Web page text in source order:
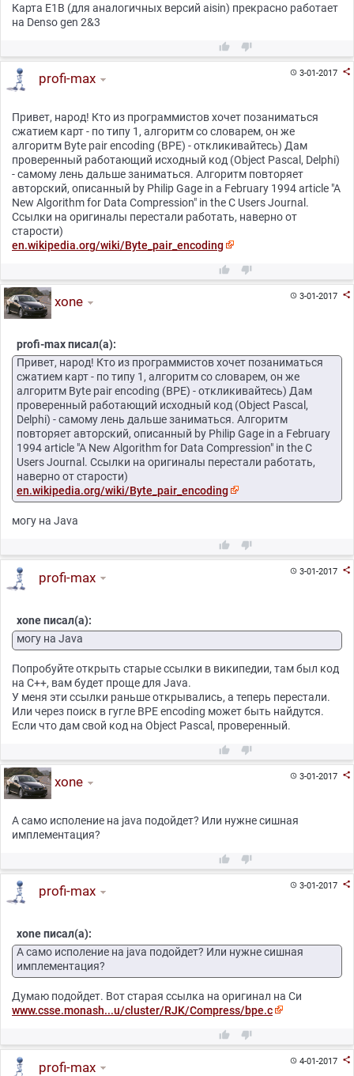
Карта E1B (для аналогичных версий aisin) прекрасно работает
на Denso gen 2&3
 
3-01-2017 
profi-max
Привет, народ! Кто из программистов хочет позаниматься
сжатием карт - по типу 1, алгоритм со словарем, он же
алгоритм Byte pair encoding (BPE) - откликивайтесь) Дам
проверенный работающий исходный код (Object Pascal, Delphi)
- самому лень дальше заниматься. Алгоритм повторяет
авторский, описанный by Philip Gage in a February 1994 article "A
New Algorithm for Data Compression" in the C Users Journal.
Ссылки на оригиналы перестали работать, наверно от
старости)
en.wikipedia.org/wiki/Byte_pair_encoding
 
3-01-2017 
xone
profi-max писал(а):
Привет, народ! Кто из программистов хочет позаниматься
сжатием карт - по типу 1, алгоритм со словарем, он же
алгоритм Byte pair encoding (BPE) - откликивайтесь) Дам
проверенный работающий исходный код (Object Pascal,
Delphi) - самому лень дальше заниматься. Алгоритм
повторяет авторский, описанный by Philip Gage in a February
1994 article "A New Algorithm for Data Compression" in the C
Users Journal. Ссылки на оригиналы перестали работать,
наверно от старости)
en.wikipedia.org/wiki/Byte_pair_encoding
могу на Java
 
3-01-2017 
profi-max
xone писал(а):
могу на Java
Попробуйте открыть старые ссылки в википедии, там был код
на С++, вам будет проще для Java.
У меня эти ссылки раньше открывались, а теперь перестали.
Или через поиск в гугле BPE encoding может быть найдутся.
Если что дам свой код на Object Pascal, проверенный.
 
3-01-2017 
xone
А само исполение на java подойдет? Или нужне сишная
имплементация?
 
3-01-2017 
profi-max
xone писал(а):
А само исполение на java подойдет? Или нужне сишная
имплементация?
Думаю подойдет. Вот старая ссылка на оригинал на Си
www.csse.monash...u/cluster/RJK/Compress/bpe.c
 
4-01-2017 
profi-max